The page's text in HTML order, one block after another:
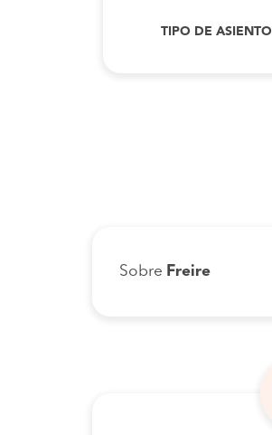
TIPO DE ASIENTO
Sobre Freire